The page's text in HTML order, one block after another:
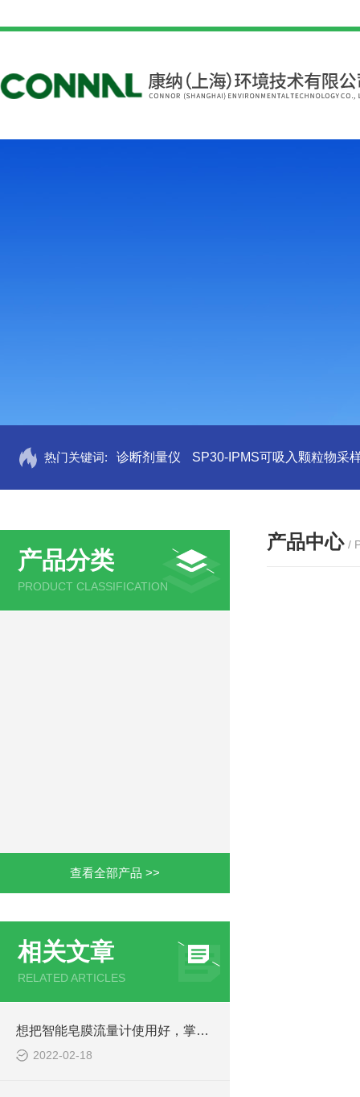
热门关键词: 诊断剂量仪 SP30-IPMS可吸入颗粒物采
产品分类
PRODUCT CLASSIFICATION
查看全部产品 >>
相关文章
RELATED ARTICLES
想把智能皂膜流量计使用好，掌握它的特点是关键！
2022-02-18
产品中心 /